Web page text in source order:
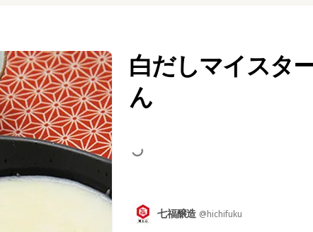
白だしマイスタ
ん
七福醸造 @hichifuku